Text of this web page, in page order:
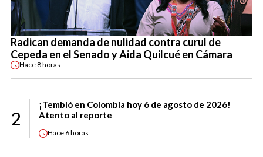
Radican demanda de nulidad contra curul de
Cepeda en el Senado y Aida Quilcué en Cámara
Hace8 horas
2
¡Tembló en Colombia hoy 6 de agosto de 2026!
Atento al reporte
Hace 6 horas